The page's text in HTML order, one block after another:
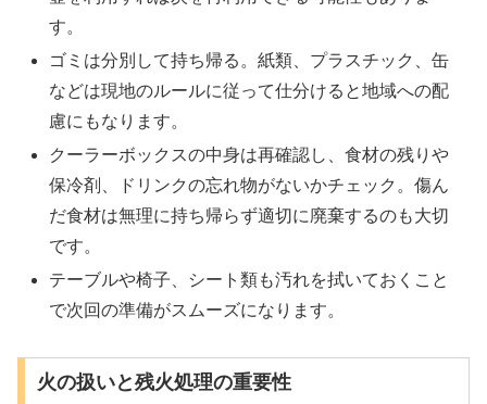
す。
ゴミは分別して持ち帰る。紙類、プラスチック、缶
などは現地のルールに従って仕分けると地域への配
慮にもなります。
クーラーボックスの中身は再確認し、食材の残りや
保冷剤、ドリンクの忘れ物がないかチェック。傷ん
だ食材は無理に持ち帰らず適切に廃棄するのも大切
です。
テーブルや椅子、シート類も汚れを拭いておくこと
で次回の準備がスムーズになります。
火の扱いと残火処理の重要性